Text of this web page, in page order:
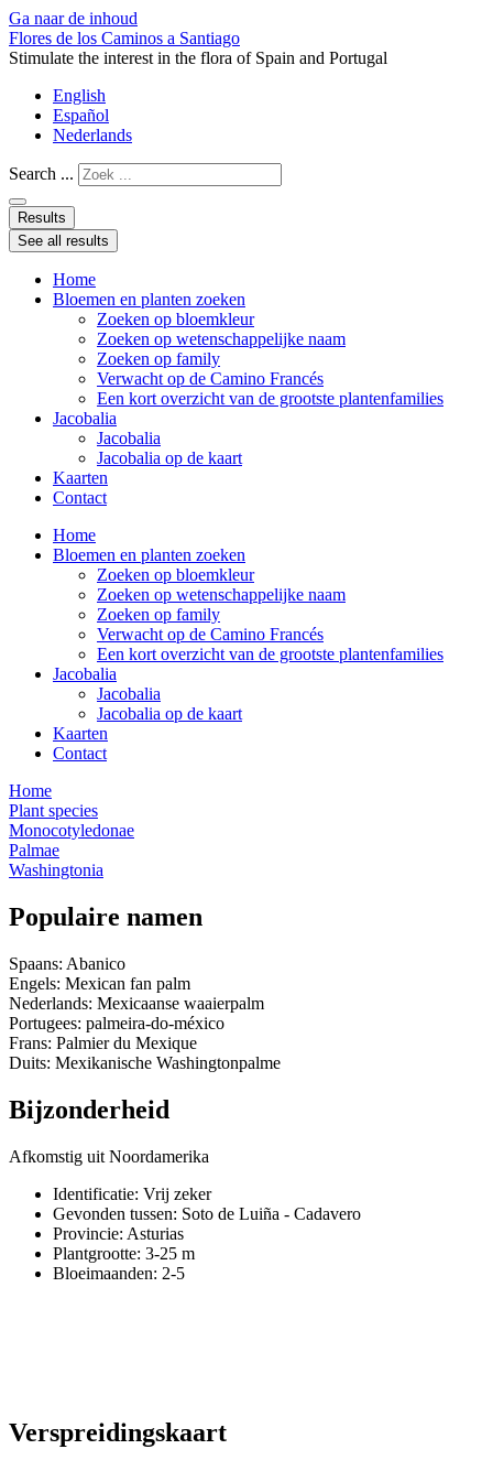
Ga naar de inhoud
Flores de los Caminos a Santiago
Stimulate the interest in the flora of Spain and Portugal
English
Español
Nederlands
Search ...
Results
See all results
Home
Bloemen en planten zoeken
Zoeken op bloemkleur
Zoeken op wetenschappelijke naam
Zoeken op family
Verwacht op de Camino Francés
Een kort overzicht van de grootste plantenfamilies
Jacobalia
Jacobalia
Jacobalia op de kaart
Kaarten
Contact
Home
Bloemen en planten zoeken
Zoeken op bloemkleur
Zoeken op wetenschappelijke naam
Zoeken op family
Verwacht op de Camino Francés
Een kort overzicht van de grootste plantenfamilies
Jacobalia
Jacobalia
Jacobalia op de kaart
Kaarten
Contact
Home
Plant species
Monocotyledonae
Palmae
Washingtonia
Populaire namen
Spaans: Abanico
Engels: Mexican fan palm
Nederlands: Mexicaanse waaierpalm
Portugees: palmeira-do-méxico
Frans: Palmier du Mexique
Duits: Mexikanische Washingtonpalme
Bijzonderheid
Afkomstig uit Noordamerika
Identificatie: Vrij zeker
Gevonden tussen: Soto de Luiña - Cadavero
Provincie: Asturias
Plantgrootte: 3-25 m
Bloeimaanden: 2-5
Verspreidingskaart